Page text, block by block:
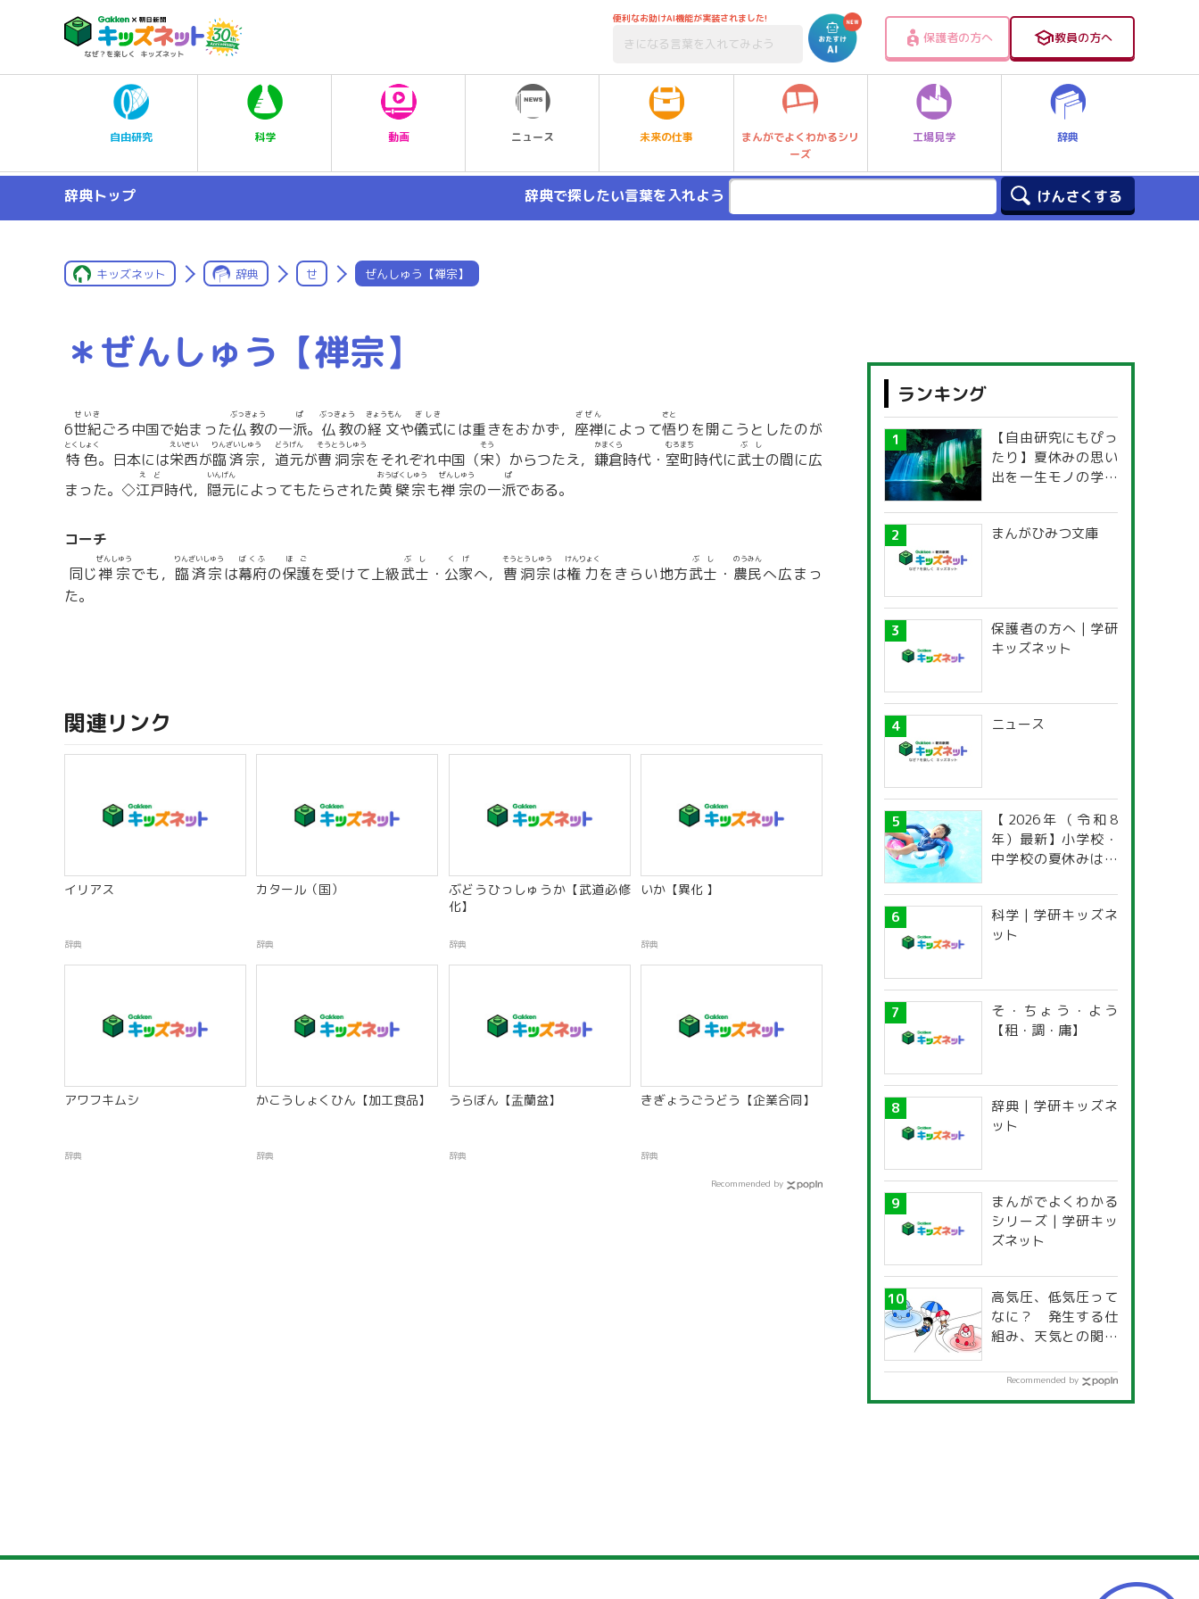
便利なお助けAI機能が実装されました!
保護者の方へ 教員の方へ
自由研究 科学 動画 ニュース 未来の仕事
まんがでよくわかるシリ
ーズ
工場見学 辞典
辞典トップ 辞典で探したい言葉を入れよう
キッズネット 辞典 せ ぜんしゅう【禅宗】
＊ぜんしゅう【禅宗】
6世紀
せいき
ごろ中国で始まった仏教
ぶっきょう
の一派
ぱ
。 仏教
ぶっきょう
の経文
きょうもん
や儀式
ぎしき
には重きをおかず， 座禅
ざぜん
によって悟
さと
りを開こうとしたのが
特色
とくしょく
。日本には栄西
えいさい
が臨済宗
りんざいしゅう
， 道元
どうげん
が曹洞宗
そうとうしゅう
をそれぞれ中国（宋
そう
）からつたえ， 鎌倉
かまくら
時代・ 室町
むろまち
時代に武士
ぶし
の間に広
まった。◇江戸
えど
時代， 隠元
いんげん
によってもたらされた黄檗宗
おうばくしゅう
も禅宗
ぜんしゅう
の一派
ぱ
である。
コーチ
同じ禅宗
ぜんしゅう
でも， 臨済宗
りんざいしゅう
は幕府
ばくふ
の保護
ほご
を受けて上級武士
ぶし
・ 公家
くげ
へ， 曹洞宗
そうとうしゅう
は権力
けんりょく
をきらい地方武士
ぶし
・ 農民
のうみん
へ広まっ
た。
関連リンク
イリアス
辞典
カタール（国）
辞典
ぶどうひっしゅうか【武道必修
化】
辞典
いか【異化 】
辞典
アワフキムシ
辞典
かこうしょくひん【加工食品】
辞典
うらぼん【盂蘭盆】
辞典
きぎょうごうどう【企業合同】
辞典
Recommended by
ランキング
【自由研究にもぴっ
たり】夏休みの思い
出を一生モノの学び
探究ガイド
まんがひみつ文庫
保護者の方へ | 学研
キッズネット
ニュース
【2026年（令和8
年）最新】小学校・
中学校の夏休みはい
道府県別「夏季休暇
一覧」
科学 | 学研キッズネ
ット
そ・ちょう・よう
【租・調・庸】
辞典 | 学研キッズネ
ット
まんがでよくわかる
シリーズ | 学研キッ
ズネット
高気圧、低気圧って
なに？ 発生する仕
組み、天気との関係
Recommended by